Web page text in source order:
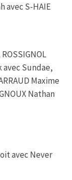
avec S-HAIE
avec Sundae,
Maxime
Nathan
avec Never